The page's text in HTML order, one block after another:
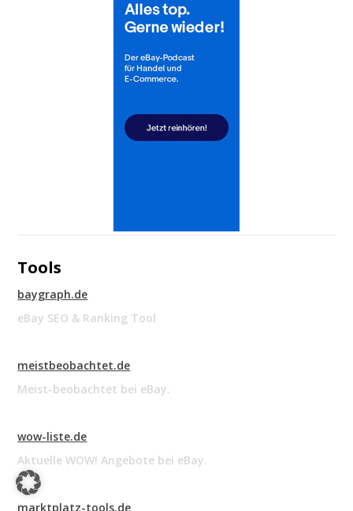
Tools
baygraph.de
eBay SEO & Ranking Tool
meistbeobachtet.de
Meist-beobachtet bei eBay.
wow-liste.de
Aktuelle WOW! Angebote bei eBay.
marktplatz-tools.de